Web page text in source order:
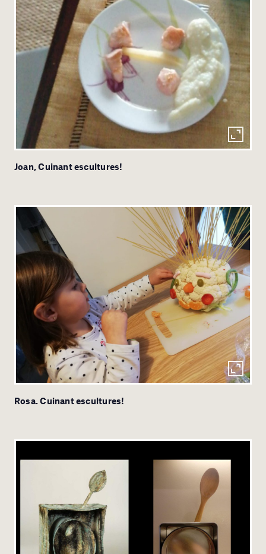
Joan, Cuinant escultures!
Rosa. Cuinant escultures!